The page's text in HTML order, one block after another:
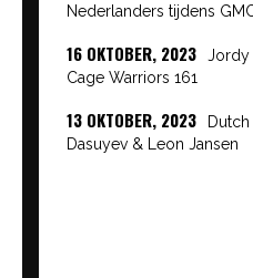
Nederlanders tijdens
16 OKTOBER, 2023
Jordy
Cage Warriors 161
13 OKTOBER, 2023
Dasuyev & Leon Jansen